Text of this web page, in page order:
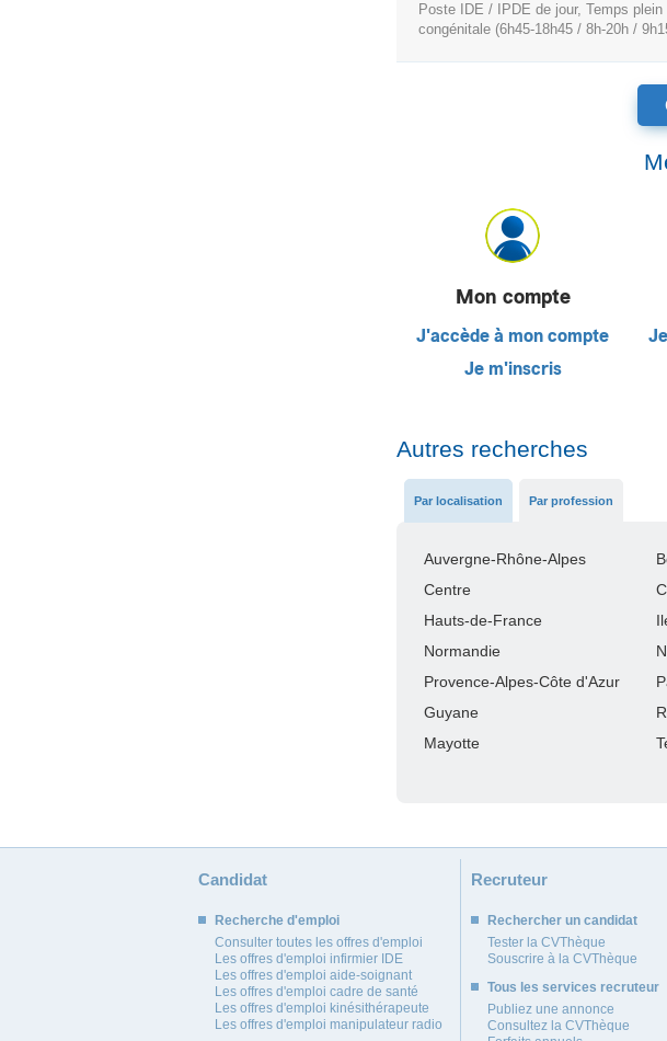
Poste IDE / IPDE de jour, Temps
congénitale (6h45-18h45 / 8h-20h /
Mon compte
J'accède à mon compte
Je m'inscris
Autres recherches
Par localisation Par profession
Auvergne-Rhône-Alpes
Centre
Hauts-de-France
Normandie
Provence-Alpes-Côte d'Azur
Guyane
Mayotte
Candidat
Recherche d'emploi
Consulter toutes les offres d'emploi
Les offres d'emploi infirmier IDE
Les offres d'emploi aide-soignant
Les offres d'emploi cadre de santé
Les offres d'emploi kinésithérapeute
Les offres d'emploi manipulateur radio
Recruteur
Rechercher un candidat
Tester la CVThèque
Souscrire à la CVThèque
Tous les services recruteur
Publiez une annonce
Consultez la CVThèque